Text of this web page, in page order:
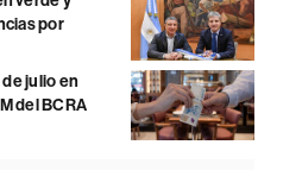
por
julio en
del BCRA